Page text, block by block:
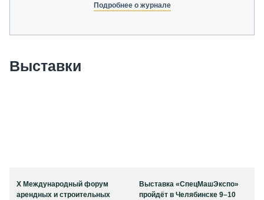
Подробнее о журнале
Выставки
X Международный форум
арендных и строительных
Выставка «СпецМашЭкспо»
пройдёт в Челябинске 9–10